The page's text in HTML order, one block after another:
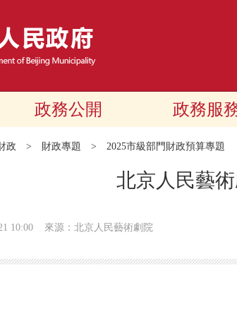
政務公開 政務服
政 > 財政專題 > 2025市級部門財政預算專題
北京人民藝
10:00 來源：北京人民藝術劇院